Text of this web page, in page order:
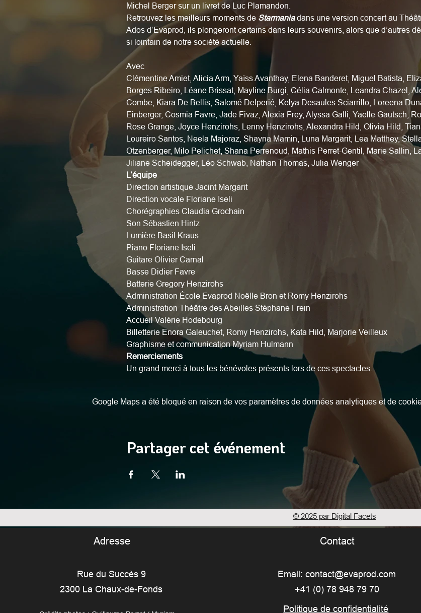
Michel Berger sur un livret de Luc Plamandon.
Retrouvez les meilleurs moments de Starmania dans une version concert au
Ados d’Evaprod, ils plongeront certains dans leurs souvenirs, alors que d’autres
si lointain de notre société actuelle.
Avec
Clémentine Amiet, Alicia Arm, Yaïss Avanthay, Elena Banderet, Miguel Batista,
Borges Ribeiro, Léane Brissat, Mayline Bürgi, Célia Calmonte, Leandra Chazel,
Combe, Kiara De Bellis, Salomé Delperié, Kelya Desaules Sciarrillo, Loreena
Einberger, Cosmia Favre, Jade Fivaz, Alexia Frey, Alyssa Galli, Yaelle Gautsch,
Rose Grange, Joyce Henzirohs, Lenny Henzirohs, Alexandra Hild, Olivia Hild,
Loureiro Santos, Neela Majoraz, Shayna Mamin, Luna Margarit, Lea Matthey,
Otzenberger, Milo Pelichet, Shana Perrenoud, Mathis Perret-Gentil, Marie Sallin,
Jiliane Scheidegger, Léo Schwab, Nathan Thomas, Julia Wenger
L’équipe
Direction artistique Jacint Margarit
Direction vocale Floriane Iseli
Chorégraphies Claudia Grochain
Son Sébastien Hintz
Lumière Basil Kraus
Piano Floriane Iseli
Guitare Olivier Carnal
Basse Didier Favre
Batterie Gregory Henzirohs
Administration École Evaprod Noëlle Bron et Romy Henzirohs
Administration Théâtre des Abeilles Stéphane Frein
Accueil Valérie Hodebourg
Billetterie Enora Galeuchet, Romy Henzirohs, Kata Hild, Marjorie Veilleux
Graphisme et communication Myriam Hulmann
Remerciements
Un grand merci à tous les bénévoles présents lors de ces spectacles.
Google Maps a été bloqué en raison de vos paramètres de données analytiques et de
Partager cet événement
© 2025 par Digital Facets
Adresse
Rue du Succès 9
2300 La Chaux-de-Fonds
Contact
Email:contact@evaprod.com
+41 (0) 78 948 79 70
Politique de confidentialité